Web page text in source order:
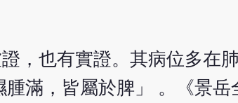
，也有實證。其病位多在
滿，皆屬於脾」 。《景岳